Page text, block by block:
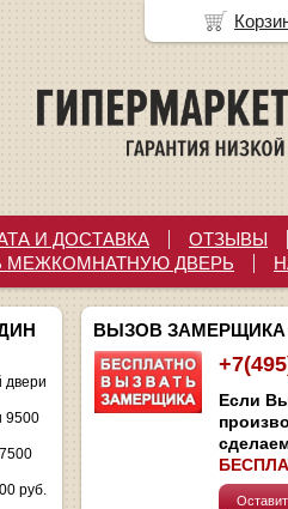
И ДОСТАВКА ОТЗЫВЫ
МЕЖКОМНАТНУЮ ДВЕРЬ
двери
9500
руб.
ВЫЗОВ ЗАМЕРЩИКА
Если Вы